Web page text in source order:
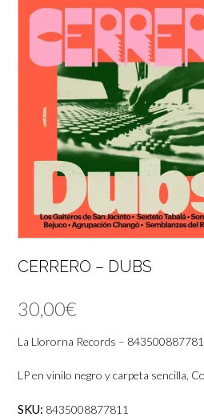
CERRERO – DUBS
30,00€
La Llororna Records –
LP en vinilo negro y carpeta sencilla,
SKU: 8435008877811